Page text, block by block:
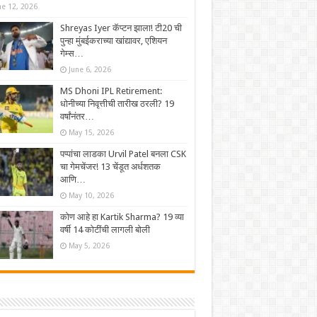
12, 2026
Shreyas Iyer कॅप्टन झाला! टी20 ची
पुन्हा मुंबईकराच्या खांद्यावर, एशियन
गेम्स…
June 6, 2026
MS Dhoni IPL Retirement:
धोनीच्या निवृत्तीची तारीख ठरली? 19
वर्षांनंतर…
May 15, 2026
पप्पांचा लाडका Urvil Patel बनला CSK
चा गेमचेंजर! 13 चेंडूत अर्धशतक
आणि…
May 10, 2026
कोण आहे हा Kartik Sharma? 19 व्या
वर्षी 14 कोटींची लागली बोली
May 5, 2026